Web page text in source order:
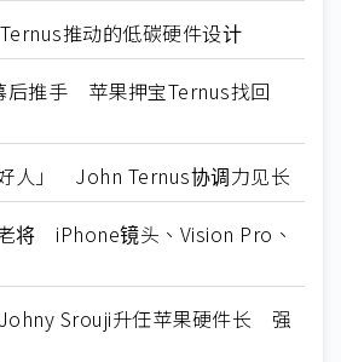
推动的低碳硬件设计
后推手 苹果押宝Ternus找回
人」 John Ternus协调力见长
将 iPhone镜头、Vision Pro、
Srouji升任苹果硬件长 强